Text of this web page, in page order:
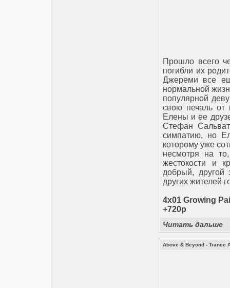
Прошло всего
погибли их
Джереми все
нормальной
популярной
свою печаль от
Елены и ее
Стефан
симпатию, но
которому уже
несмотря на
жестокости и
добрый,
других жителей
4x01 Growing
+720p
Читать дальше
Above & Beyond - Trance